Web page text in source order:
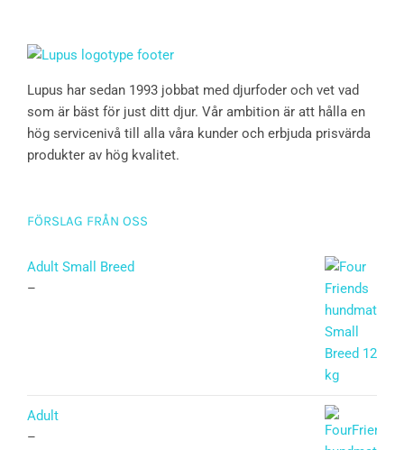
Lupus har sedan 1993 jobbat med djurfoder och vet vad
som är bäst för just ditt djur. Vår ambition är att hålla en
hög servicenivå till alla våra kunder och erbjuda prisvärda
produkter av hög kvalitet.
FÖRSLAG FRÅN OSS
Adult Small Breed
–
Adult
–